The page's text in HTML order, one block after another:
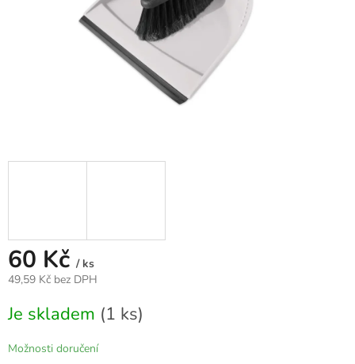
60 Kč / ks
49,59 Kč bez DPH
cena:
Je skladem (1 ks)
Možnosti doručení